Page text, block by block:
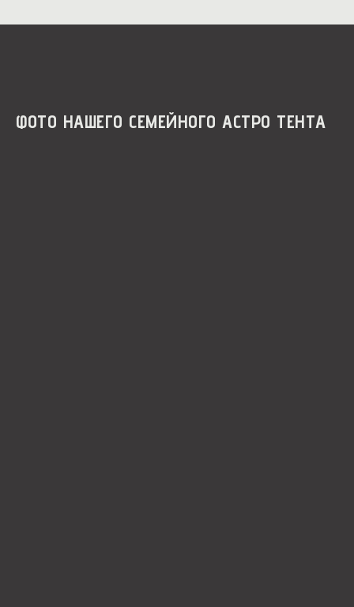
ФОТО НАШЕГО СЕМЕЙНОГО АСТРО ТЕНТА